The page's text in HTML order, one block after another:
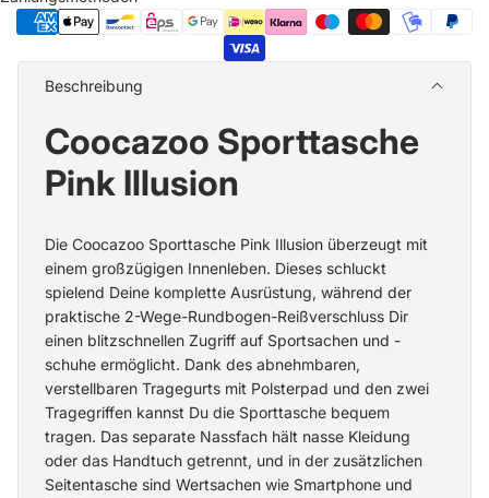
Beschreibung
Coocazoo Sporttasche
Pink Illusion
Die Coocazoo Sporttasche Pink Illusion überzeugt mit
einem großzügigen Innenleben. Dieses schluckt
spielend Deine komplette Ausrüstung, während der
praktische 2-Wege-Rundbogen-Reißverschluss Dir
einen blitzschnellen Zugriff auf Sportsachen und -
schuhe ermöglicht. Dank des abnehmbaren,
verstellbaren Tragegurts mit Polsterpad und den zwei
Tragegriffen kannst Du die Sporttasche bequem
tragen. Das separate Nassfach hält nasse Kleidung
oder das Handtuch getrennt, und in der zusätzlichen
Seitentasche sind Wertsachen wie Smartphone und